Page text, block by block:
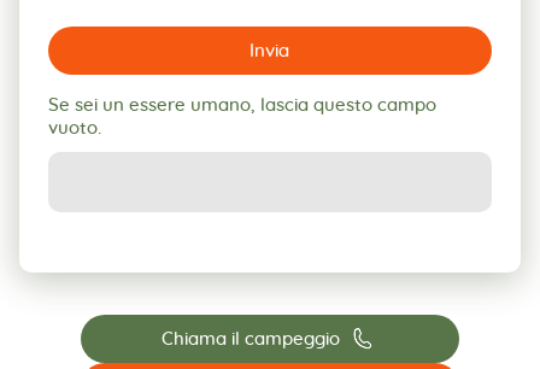
Invia
Se sei un essere umano, lascia questo campo
vuoto.
Chiama il campeggio 📞